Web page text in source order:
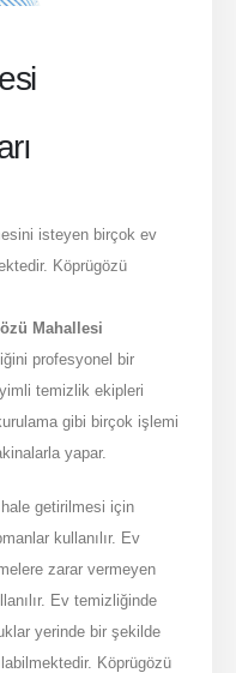
isteyen birçok ev
Köprügözü
Mahallesi
profesyonel bir
temizlik ekipleri
gibi birçok işlemi
yapar.
getirilmesi için
kullanılır. Ev
zarar vermeyen
Ev temizliğinde
yerinde bir şekilde
Köprügözü